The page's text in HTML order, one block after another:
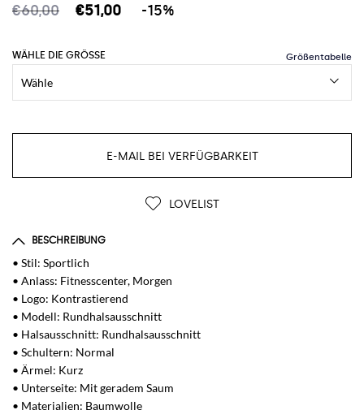
€60,00 €51,00 -15%
WÄHLE DIE GRÖSSE
E-MAIL BEI VERFÜGBARKEIT
LOVELIST
BESCHREIBUNG
• Stil: Sportlich
• Anlass: Fitnesscenter, Morgen
• Logo: Kontrastierend
• Modell: Rundhalsausschnitt
• Halsausschnitt: Rundhalsausschnitt
• Schultern: Normal
• Ärmel: Kurz
• Unterseite: Mit geradem Saum
• Materialien: Baumwolle